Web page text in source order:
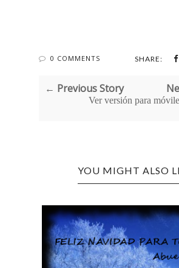
0 COMMENTS SHARE:
← Previous Story
Ver versión para
YOU MIGHT ALSO